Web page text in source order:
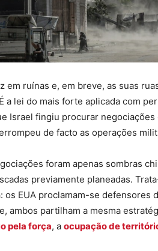
em ruínas e, em breve, as suas
a lei do mais forte aplicada com
Israel fingiu procurar
de facto as operações
foram apenas sombras
previamente planeadas.
os EUA proclamam-se defensores
ambos partilham a mesma
pela força, a ocupação de